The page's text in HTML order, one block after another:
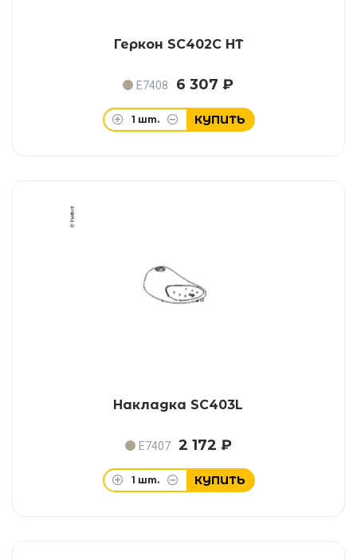
Геркон SC402C HT
E7408 6 307 ₽
1 шт. КУПИТЬ
Накладка SC403L
E7407 2 172 ₽
1 шт. КУПИТЬ